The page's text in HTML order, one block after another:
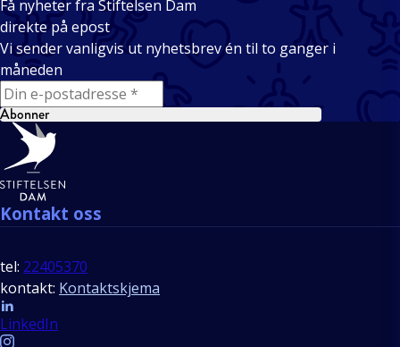
Få nyheter fra Stiftelsen Dam
direkte på epost
Vi sender vanligvis ut nyhetsbrev én til to ganger i
måneden
E-mail
Abonner
Bunntekst
Kontakt oss
tel: 22405370
kontakt: Kontaktskjema
Follow us
LinkedIn